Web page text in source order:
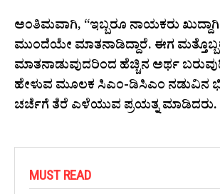
ಅಂತಿಮವಾಗಿ, “ಇಬ್ಬರೂ ನಾಯಕರು
ಮುಂದೆಯೇ ಮಾತನಾಡಿದ್ದಾರೆ. ಈಗ
ಮಾತನಾಡುವುದರಿಂದ ಹೆಚ್ಚಿನ ಅರ್ಥ
ಹೇಳುವ ಮೂಲಕ ಸಿಎಂ-ಡಿಸಿಎಂ ನಡುವಿನ
ಚರ್ಚೆಗೆ ತೆರೆ ಎಳೆಯುವ ಪ್ರಯತ್ನ ಮಾಡಿದರು.
MUST READ